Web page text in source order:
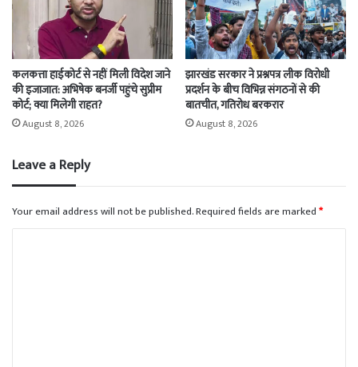
कलकत्ता हाईकोर्ट से नहीं मिली विदेश जाने
की इजाजात: अभिषेक बनर्जी पहुंचे सुप्रीम
कोर्ट; क्या मिलेगी राहत?
August 8, 2026
झारखंड सरकार ने प्रश्नपत्र लीक विरोधी
प्रदर्शन के बीच विभिन्न संगठनों से की
बातचीत, गतिरोध बरकरार
August 8, 2026
Leave a Reply
Your email address will not be published.Required fields are marked*